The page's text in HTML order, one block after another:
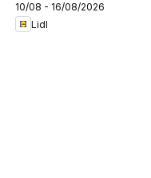
10/08 - 16/08/2026
Lidl